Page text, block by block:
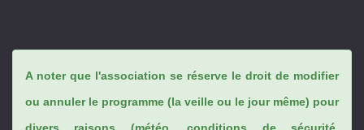
A noter que l'association se réserve le droit de modifier
ou annuler le programme (la veille ou le jour même) pour
divers raisons (météo, conditions de sécurité,